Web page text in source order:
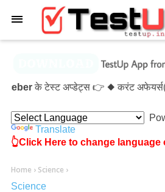
के टेस्ट अप्डेट्स 👉 ◆ करंट
Translate
👆Click Here to change language
Home › Science ›
Science